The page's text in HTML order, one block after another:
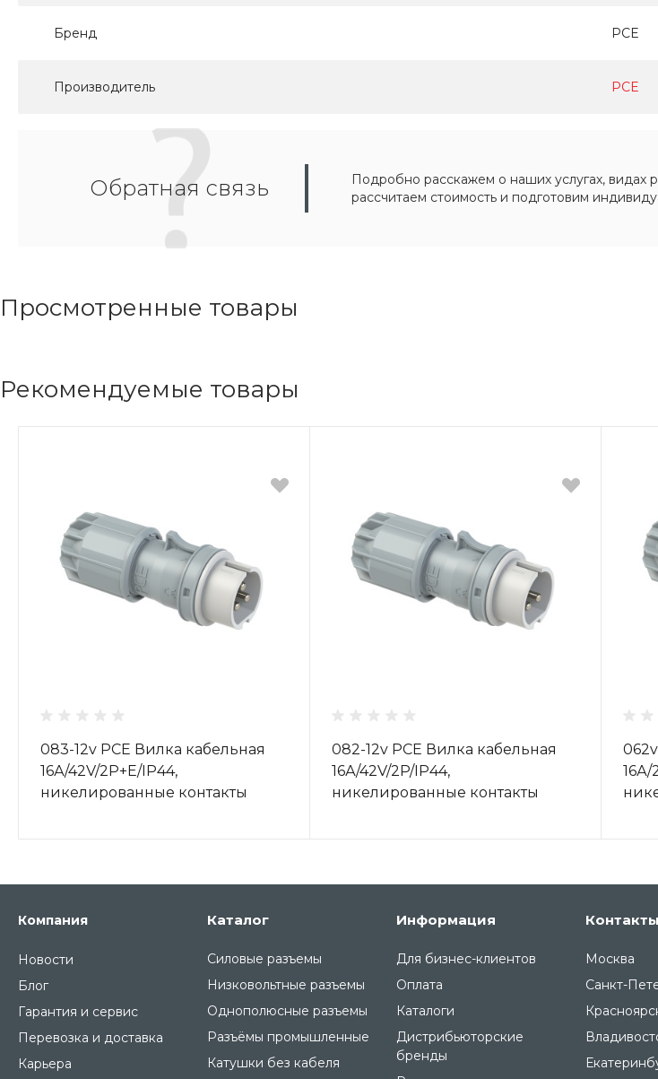
Бренд PCE
Производитель PCE
Обратная связь
Подробно расскажем о наших услугах, видах
рассчитаем стоимость и подготовим
Просмотренные товары
Рекомендуемые товары
083-12v PCE Вилка кабельная
16А/42V/2P+E/IP44,
никелированные контакты
082-12v PCE Вилка кабельная
16А/42V/2P/IP44,
никелированные контакты
16А/
Компания
Новости
Блог
Гарантия и сервис
Перевозка и доставка
Карьера
Каталог
Силовые разъемы
Низковольтные разъемы
Однополюсные разъемы
Разъёмы промышленные
Катушки без кабеля
Информация
Для бизнес-клиентов
Оплата
Каталоги
Дистрибьюторские
бренды
Контакты
Москва
Санкт-